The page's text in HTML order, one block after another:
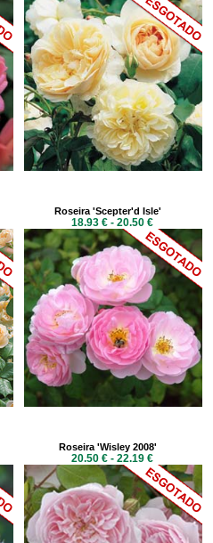
Roseira 'Scepter'd Isle'
18.93 € - 20.50 €
Roseira 'Wisley 2008'
20.50 € - 22.19 €